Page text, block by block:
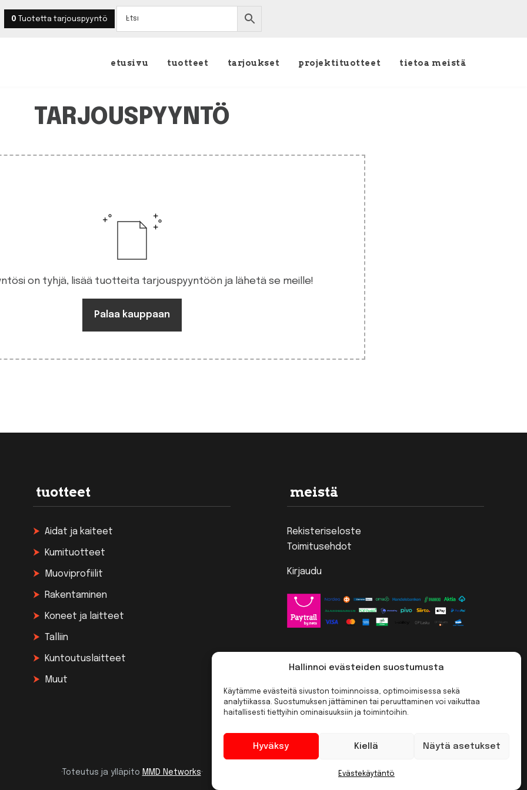
Hallinnoi evästeiden suostumusta
Käytämme evästeitä sivuston toiminnoissa, optimoimisessa sekä
analytiikassa. Suostumuksen jättäminen tai peruuttaminen voi vaikuttaa
haitallisesti tiettyihin ominaisuuksiin ja toimintoihin.
Hyväksy Kiellä Näytä asetukset
Evästekäytäntö
0 Tuotetta tarjouspyyntö
etusivu tuotteet tarjoukset projektituotteet tietoa meistä
TARJOUSPYYNTÖ
on tyhjä, lisää tuotteita tarjouspyyntöön ja lähetä se meille!
Palaa kauppaan
tuotteet
Aidat ja kaiteet
Kumituotteet
Muoviprofiilit
Rakentaminen
Koneet ja laitteet
Talliin
Kuntoutuslaitteet
Muut
meistä
Rekisteriseloste
Toimitusehdot
Kirjaudu
·Toteutus ja ylläpito MMD Networks·